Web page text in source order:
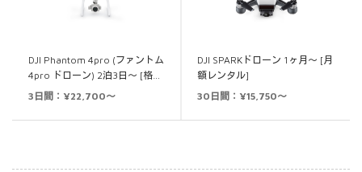
DJI Phantom 4pro (ファントム
4pro ドローン) 2泊3日～ [格…
3日間：¥22,700～
DJI SPARKドローン 1ヶ月～ [月
額レンタル]
30日間：¥15,750～